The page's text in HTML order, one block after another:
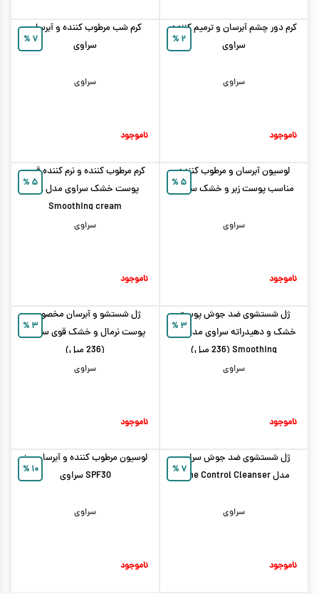
۲ %
کرم دور چشم آبرسان و ترمیم کننده
سراوی
سراوی
ناموجود
۷ %
کرم شب مرطوب کننده و آبرسان
سراوی
سراوی
ناموجود
۵ %
لوسیون آبرسان و مرطوب کننده
مناسب پوست زبر و خشک سراوی
سراوی
ناموجود
۵ %
کرم مرطوب کننده و نرم کننده قوی
پوست خشک سراوی مدل SA
Smoothing cream
سراوی
ناموجود
۳ %
ژل شستشوی ضد جوش پوست
خشک و دهیدراته سراوی مدل SA
Smoothing (236 میل)
سراوی
ناموجود
۳ %
ژل شستشو و آبرسان مخصوص
پوست نرمال و خشک قوی سراوی
(236 میل)
سراوی
ناموجود
۷ %
ژل شستشوی ضد جوش سراوی
مدل Acne Control Cleanser
سراوی
ناموجود
۱۰ %
لوسیون مرطوب کننده و آبرسان روز
SPF30 سراوی
سراوی
ناموجود